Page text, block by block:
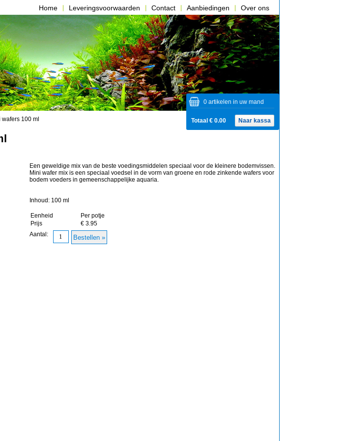
Home Leveringsvoorwaarden Contact Aanbiedingen Over ons
0 artikelen in uw mand
Totaal € 0.00 Naar kassa
100 ml
Een geweldige mix van de beste voedingsmiddelen speciaal voor de kleinere bodemvissen.
Mini wafer mix is een speciaal voedsel in de vorm van groene en rode zinkende wafers voor
bodem voeders in gemeenschappelijke aquaria.
Inhoud: 100 ml
Eenheid
Per potje
Prijs
€ 3.95
Aantal: